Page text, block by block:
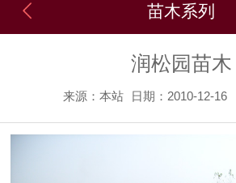
苗木系列
润松园苗木
来源：本站 日期：2010-12-16